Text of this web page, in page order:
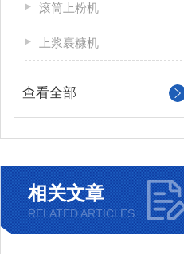
滚筒上粉机
上浆裹糠机
查看全部
相关文章
RELATED ARTICLES